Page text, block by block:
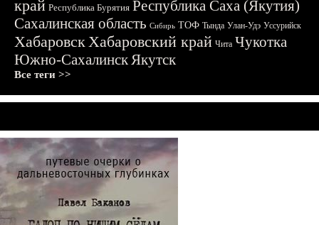
край Республика Бурятия Республика Саха (Якутия)
Сахалинская область Сибирь ТОФ Тында Улан-Удэ Уссурийск
ХабаровскХабаровский край Чита Чукотка
Южно-СахалинскЯкутск
Все теги >>